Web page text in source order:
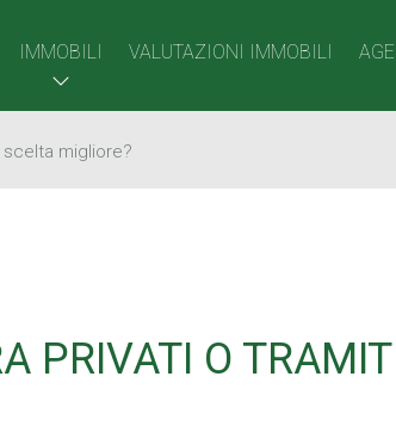
IMMOBILI VALUTAZIONI IMMOBILI
migliore?
PRIVATI O